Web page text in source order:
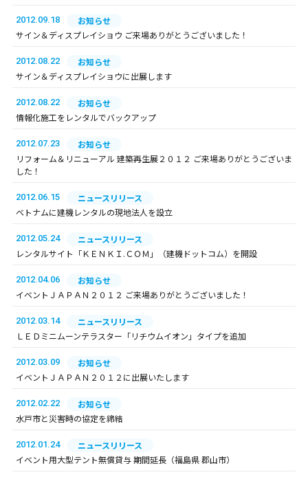
2012.09.18
お知らせ
サイン＆ディスプレイショウ ご来場ありがとうございました！
2012.08.22
お知らせ
サイン＆ディスプレイショウに出展します
2012.08.22
お知らせ
情報化施工をレンタルでバックアップ
2012.07.23
お知らせ
リフォーム＆リニューアル 建築再生展２０１２ ご来場ありがとうございま
した！
2012.06.15
ニュースリリース
ベトナムに建機レンタルの現地法人を設立
2012.05.24
ニュースリリース
レンタルサイト「ＫＥＮＫＩ.ＣＯＭ」（建機ドットコム）を開設
2012.04.06
お知らせ
イベントＪＡＰＡＮ２０１２ ご来場ありがとうございました！
2012.03.14
ニュースリリース
ＬＥＤミニムーンテラスター「リチウムイオン」タイプを追加
2012.03.09
お知らせ
イベントＪＡＰＡＮ２０１２に出展いたします
2012.02.22
お知らせ
水戸市と災害時の協定を締結
2012.01.24
ニュースリリース
イベント用大型テント無償貸与 期間延長（福島県 郡山市）